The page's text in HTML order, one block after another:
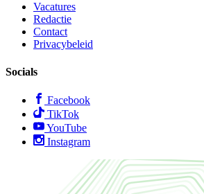
Vacatures
Redactie
Contact
Privacybeleid
Socials
Facebook
TikTok
YouTube
Instagram